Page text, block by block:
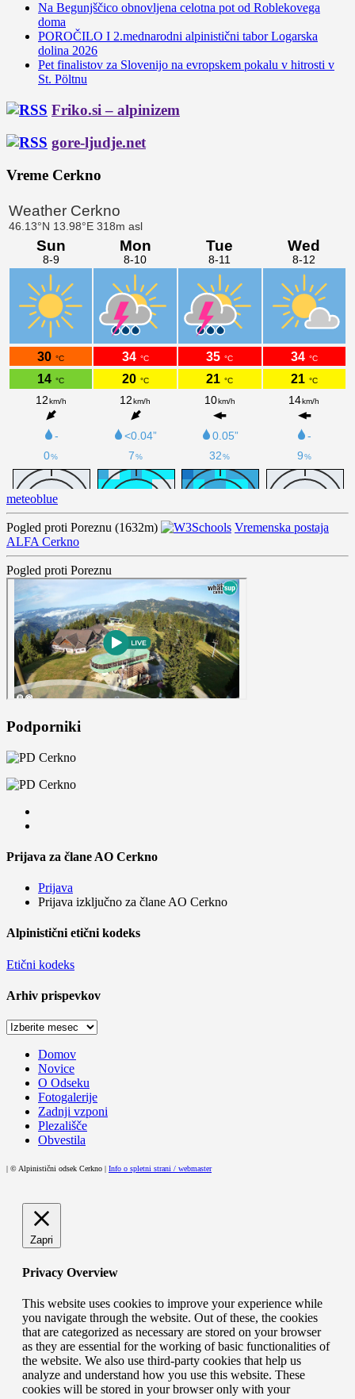
Na Begunjščico obnovljena celotna pot od Roblekovega
doma
POROČILO I 2.mednarodni alpinistični tabor Logarska
dolina 2026
Pet finalistov za Slovenijo na evropskem pokalu v hitrosti v
St. Pöltnu
Friko.si – alpinizem
gore-ljudje.net
Vreme Cerkno
meteoblue
Pogled proti Poreznu (1632m)
Vremenska postaja
ALFA Cerkno
Pogled proti Poreznu
Podporniki
Prijava za člane AO Cerkno
Prijava
Prijava izključno za člane AO Cerkno
Alpinistični etični kodeks
Etični kodeks
Arhiv prispevkov
Arhiv
Domov
Novice
O Odseku
Fotogalerije
Zadnji vzponi
Plezališče
Obvestila
| © Alpinistični odsek Cerkno | Info o spletni strani / webmaster
Zapri
Privacy Overview
This website uses cookies to improve your experience while
you navigate through the website. Out of these, the cookies
that are categorized as necessary are stored on your browser
as they are essential for the working of basic functionalities of
the website. We also use third-party cookies that help us
analyze and understand how you use this website. These
cookies will be stored in your browser only with your